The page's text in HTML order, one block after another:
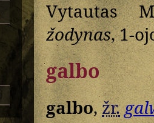
Vytautas
žodynas, 1-
galbo
galbo,žr.